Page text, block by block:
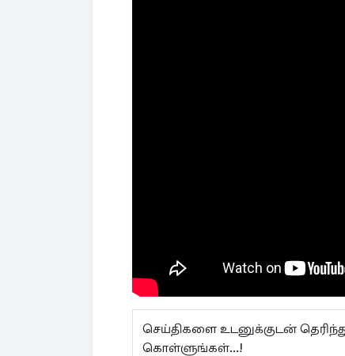
செய்திகளை உடனுக்குடன்
கொள்ளுங்கள்...!